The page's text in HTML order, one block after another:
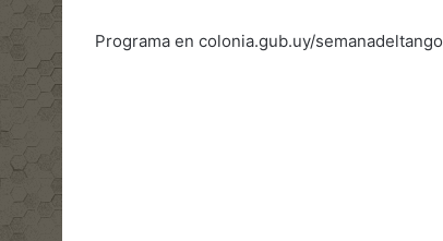
Programa en colonia.gub.uy/semanadeltango